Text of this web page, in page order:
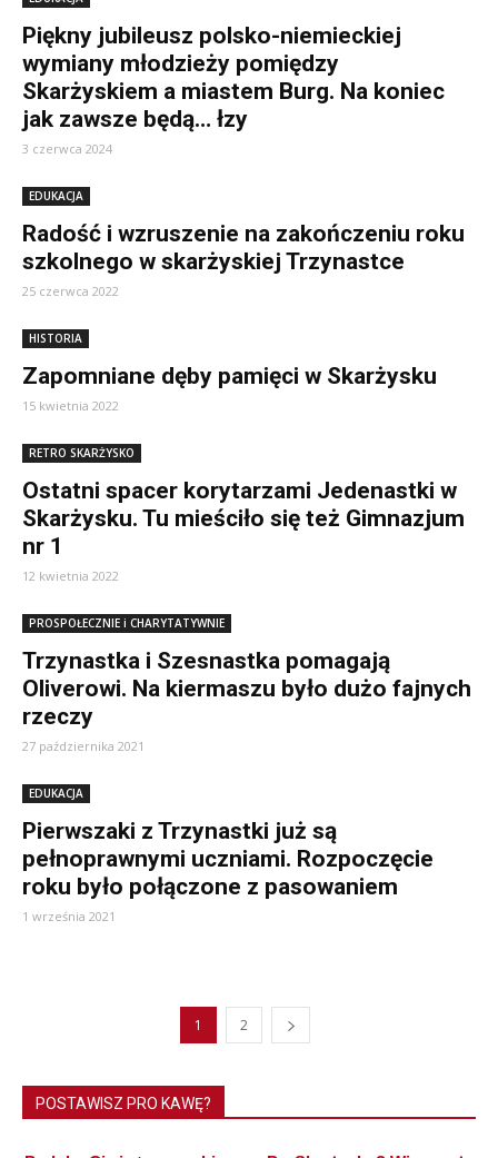
Piękny jubileusz polsko-niemieckiej
wymiany młodzieży pomiędzy
Skarżyskiem a miastem Burg. Na koniec
jak zawsze będą… łzy
3 czerwca 2024
EDUKACJA
Radość i wzruszenie na zakończeniu roku
szkolnego w skarżyskiej Trzynastce
25 czerwca 2022
HISTORIA
Zapomniane dęby pamięci w Skarżysku
15 kwietnia 2022
RETRO SKARŻYSKO
Ostatni spacer korytarzami Jedenastki w
Skarżysku. Tu mieściło się też Gimnazjum
nr 1
12 kwietnia 2022
PROSPOŁECZNIE i CHARYTATYWNIE
Trzynastka i Szesnastka pomagają
Oliverowi. Na kiermaszu było dużo fajnych
rzeczy
27 października 2021
EDUKACJA
Pierwszaki z Trzynastki już są
pełnoprawnymi uczniami. Rozpoczęcie
roku było połączone z pasowaniem
1 września 2021
1 2
POSTAWISZ PRO KAWĘ?